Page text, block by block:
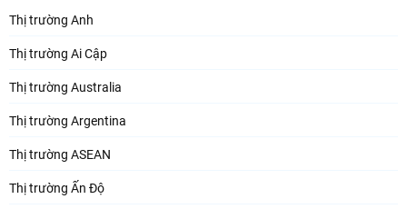
Thị trường Anh
Thị trường Ai Cập
Thị trường Australia
Thị trường Argentina
Thị trường ASEAN
Thị trường Ấn Độ